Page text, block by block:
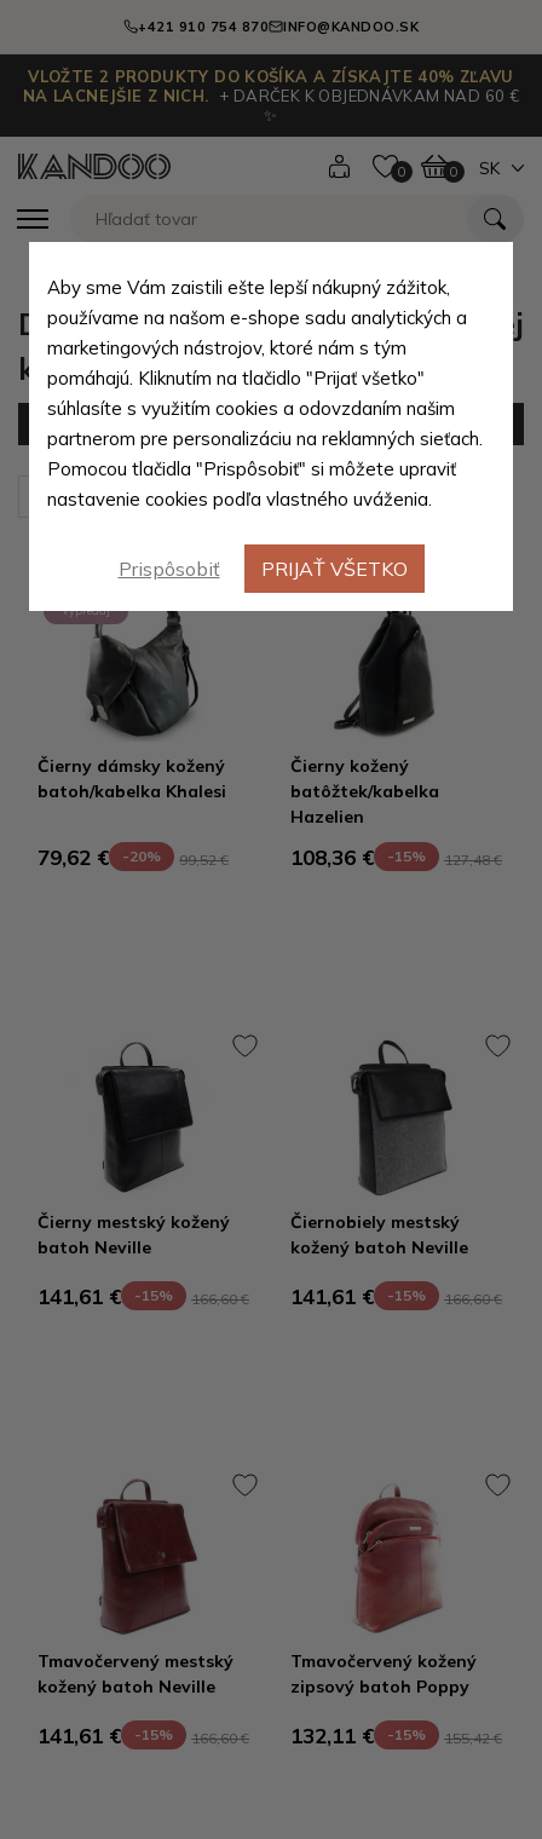
+421 910 754 870 INFO@KANDOO.SK
VLOŽTE 2 PRODUKTY DO KOŠÍKA A ZÍSKAJTE 40% ZĽAVU
NA LACNEJŠIE Z NICH.
+ DARČEK K OBJEDNÁVKAM NAD 60 €
✨
0 0 SK
Dámske batohy z prírodnej pravej
kože
(26 produktov)
Zoradiť podľa: Predvolené
Výpredaj
Čierny dámsky kožený
batoh/kabelka Khalesi
79,62 € -20% 99,52 €
Čierny kožený
batôžtek/kabelka
Hazelien
108,36 € -15% 127,48 €
Čierny mestský kožený
batoh Neville
141,61 € -15% 166,60 €
Čiernobiely mestský
kožený batoh Neville
141,61 € -15% 166,60 €
Tmavočervený mestský
kožený batoh Neville
141,61 € -15% 166,60 €
Tmavočervený kožený
zipsový batoh Poppy
132,11 € -15% 155,42 €
Aby sme Vám zaistili ešte lepší nákupný zážitok,
používame na našom e-shope sadu analytických a
marketingových nástrojov, ktoré nám s tým
pomáhajú. Kliknutím na tlačidlo "Prijať všetko"
súhlasíte s využitím cookies a odovzdaním našim
partnerom pre personalizáciu na reklamných sieťach.
Pomocou tlačidla "Prispôsobiť" si môžete upraviť
nastavenie cookies podľa vlastného uváženia.
Prispôsobiť PRIJAŤ VŠETKO